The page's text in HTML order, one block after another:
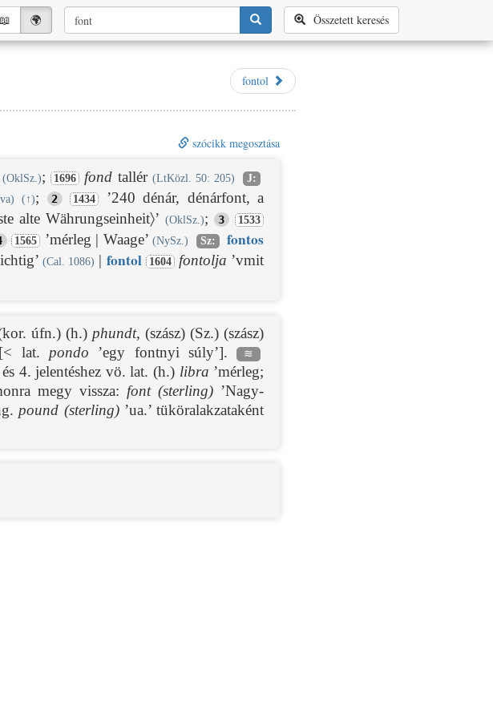
Összetett keresés
📖︎ 🌍︎
fontol
szócikk megosztása
(OklSz.); 1696 fond tallér (LtKözl. 50: 205) J:
( ↑); 2 1434
’240 dénár, dénárfont, a
alte Währungseinheit〉’ (OklSz.); 3 1533
1565 ’mérleg | Waage’(NySz.) Sz: fontos
(Cal. 1086) | fontol 1604 fontolja ’vmit
úfn.) (h.) phundt, (szász) (Sz.) (szász)
[< lat. pondo ’egy fontnyi súly’]. ≋
4. jelentéshez vö. lat. (h.) libra ’mérleg;
megy vissza: font (sterling) ’Nagy-
pound (sterling)’ua.’ tüköralakzataként